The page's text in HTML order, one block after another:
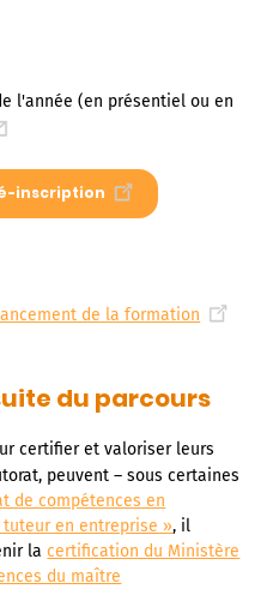
l'année (en présentiel ou en
inscription
de la formation
du parcours
certifier et valoriser leurs
peuvent – sous certaines
de compétences en
en entreprise », il
lacertification du Ministère
du maître